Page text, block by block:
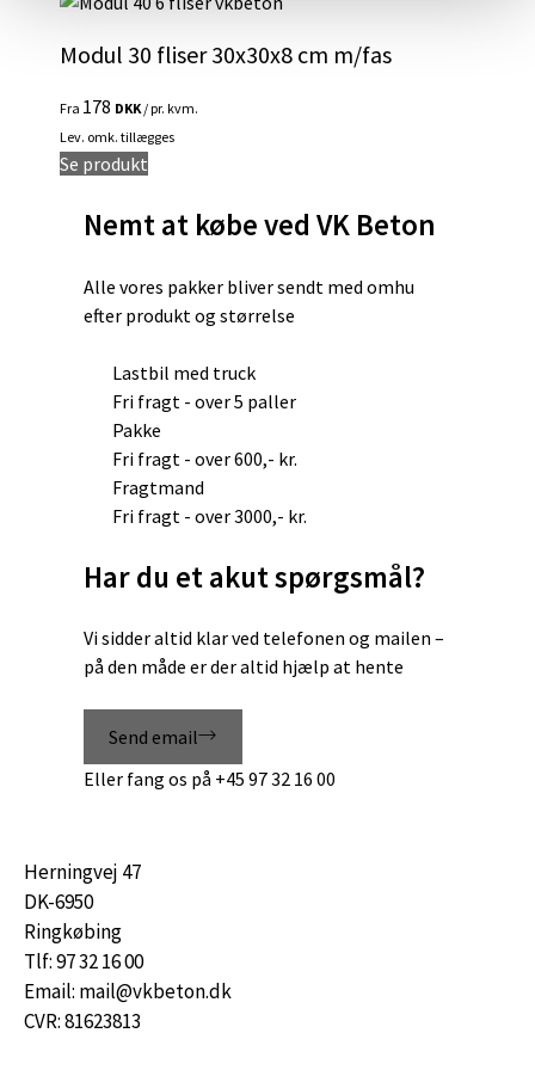
på
flere
Mulighederne
kan
vælges
varesiden
Modul 30 fliser 30x30x8 cm m/fas
Fra 178 DKK/ pr. kvm.
Lev. omk. tillægges
Se produkt
har
varianter.
Mulighederne
vælges
Nemt at købe ved VK Beton
Alle vores pakker bliver sendt med omhu
efter produkt og størrelse
Lastbil med truck
Fri fragt - over 5 paller
Pakke
Fri fragt - over 600,- kr.
Fragtmand
Fri fragt - over 3000,- kr.
Har du et akut spørgsmål?
Vi sidder altid klar ved telefonen og mailen –
på den måde er der altid hjælp at hente
Send email
Eller fang os på +45 97 32 16 00
Herningvej 47
DK-6950
Ringkøbing
Tlf: 97 32 16 00
Email: mail@vkbeton.dk
CVR: 81623813